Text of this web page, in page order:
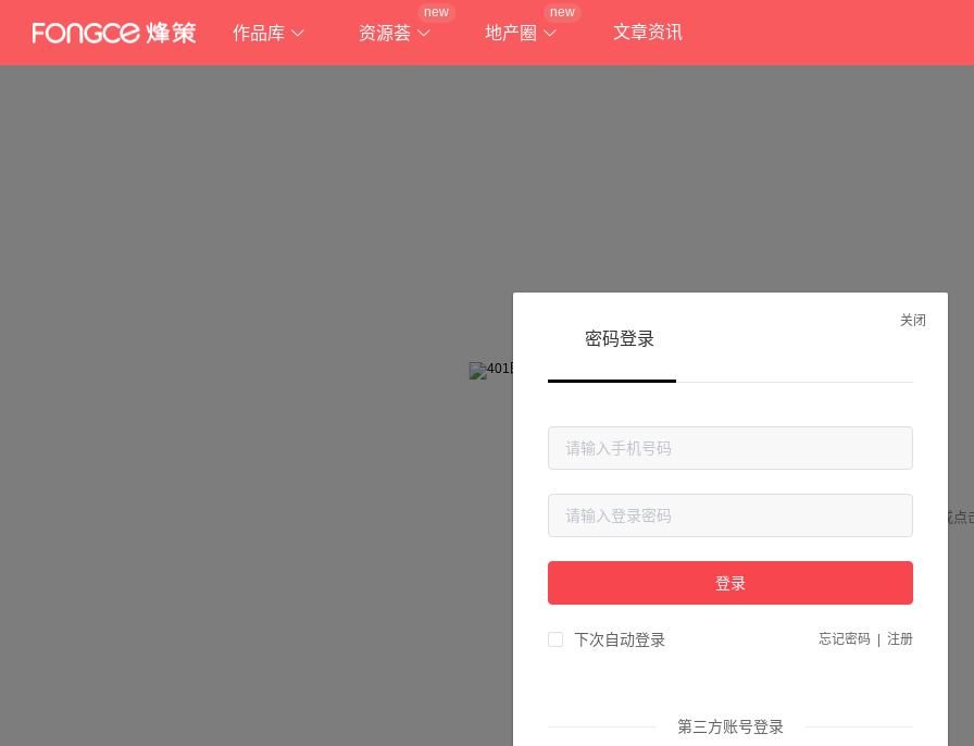
作品库 资源荟
new
地产圈
new
文章资讯
抱歉!
请检查您输入的网址是否正确，或点
关闭
密码登录
登录
下次自动登录 忘记密码 注册
第三方账号登录